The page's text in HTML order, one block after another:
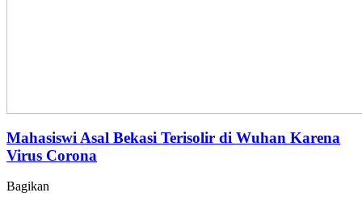
Mahasiswi Asal Bekasi Terisolir di Wuhan Karena
Virus Corona
Bagikan